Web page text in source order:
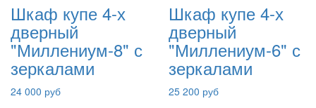
Шкаф купе 4-х
дверный
"Миллениум-8" с
зеркалами
24 000 руб
Шкаф купе 4-х
дверный
"Миллениум-6" с
зеркалами
25 200 руб